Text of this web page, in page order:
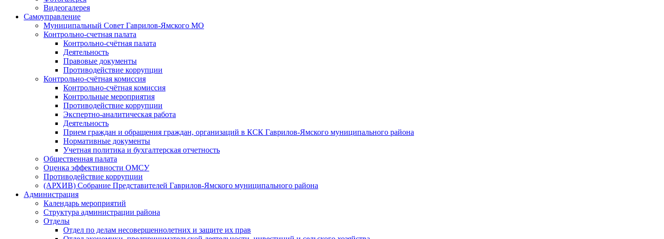
Видеогалерея
Самоуправление
Муниципальный Совет Гаврилов-Ямского МО
Контрольно-счетная палата
Контрольно-счётная палата
Деятельность
Правовые документы
Противодействие коррупции
Контрольно-счётная комиссия
Контрольно-счётная комиссия
Контрольные мероприятия
Противодействие коррупции
Экспертно-аналитическая работа
Деятельность
Прием граждан и обращения граждан, организаций в КСК Гаврилов-Ямского муниципального района
Нормативные документы
Учетная политика и бухгалтерская отчетность
Общественная палата
Оценка эффективности ОМСУ
Противодействие коррупции
(АРХИВ) Собрание Представителей Гаврилов-Ямского муниципального района
Администрация
Календарь мероприятий
Структура администрации района
Отделы
Отдел по делам несовершеннолетних и защите их прав